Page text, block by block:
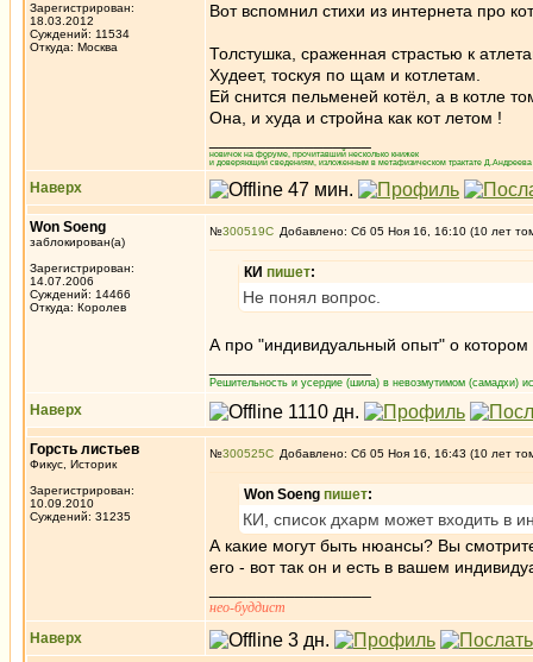
Зарегистрирован:
18.03.2012
Суждений: 11534
Откуда: Москва
Вот вспомнил стихи из интернета про
Толстушка, сраженная страстью к
Худеет, тоскуя по щам и котлетам.
Ей снится пельменей котёл, а в котле
Она, и худа и стройна как кот летом !
новичок на форуме, прочитавший несколько книжек
и доверяющий сведениям, изложенным в метафизическом трактате
Наверх
Won Soeng
заблокирован(а)
Зарегистрирован:
14.07.2006
Суждений: 14466
Откуда: Королев
№300519 Добавлено: Сб 05 Ноя 16, 16:10 (10 лет
КИ пишет:
Не понял вопрос.
А про "индивидуальный опыт" о
Решительность и усердие (шила) в невозмутимом (самадхи)
Наверх
Горсть листьев
Фикус, Историк
Зарегистрирован:
10.09.2010
Суждений: 31235
№300525 Добавлено: Сб 05 Ноя 16, 16:43 (10 лет
Won Soeng пишет:
КИ, список дхарм может входить в
А какие могут быть нюансы? Вы
его - вот так он и есть в вашем
нео-буддист
Наверх